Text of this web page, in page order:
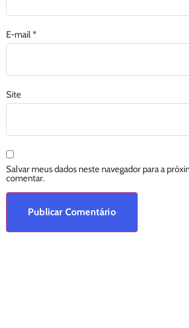
E-mail*
Site
Salvar meus dados neste navegador para a
comentar.